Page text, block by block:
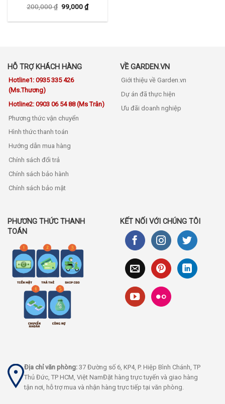
200,000₫ 99,000₫
HỖ TRỢ KHÁCH HÀNG
Hotline1: 0935 335 426
(Ms.Thương)
Hotline2: 0903 06 54 88 (Ms Trân)
Phương thức vận chuyển
Hình thức thanh toán
Hướng dẫn mua hàng
Chính sách đổi trả
Chính sách bảo hành
Chính sách bảo mật
VỀ GARDEN.VN
Giới thiệu về Garden.vn
Dự án đã thực hiện
Ưu đãi doanh nghiệp
PHƯƠNG THỨC THANH
TOÁN
KẾT NỐI VỚI CHÚNG TÔI
Địa chỉ văn phòng: 37 Đường số 6, KP4, P. Hiệp Bình Chánh, TP
Thủ Đức, TP HCM, Việt NamĐặt hàng trực tuyến và giao hàng
tận nơi, hỗ trợ mua và nhận hàng trực tiếp tại văn phòng.